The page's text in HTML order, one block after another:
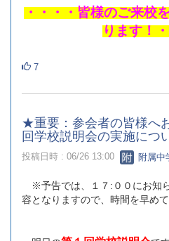
・・・・皆様のご来校
ります！
7
★重要：参会者の皆様へ
回学校説明会の実施につ
投稿日時 : 06/26 13:00 附属中
※予告では、１７:００にお知
容となりますので、時間を早め